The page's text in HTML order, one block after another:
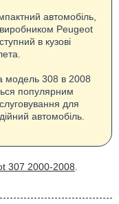
автомобіль,
Peugeot
в кузові
модель 308 в 2008
популярним
для
автомобіль.
307 2000-2008